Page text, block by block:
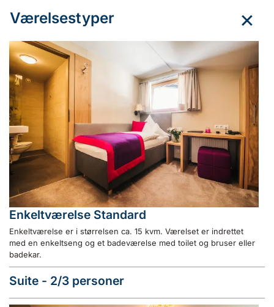
Værelsestyper
Enkeltværelse Standard
Enkeltværelse er i størrelsen ca. 15 kvm. Værelset er indrettet
med en enkeltseng og et badeværelse med toilet og bruser eller
badekar.
Suite - 2/3 personer